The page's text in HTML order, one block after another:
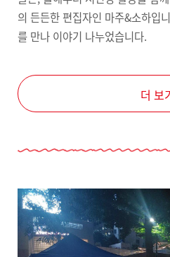
의 든든한 편집자인 마주&소하입
를 만나 이야기 나누었습니다.
더 보